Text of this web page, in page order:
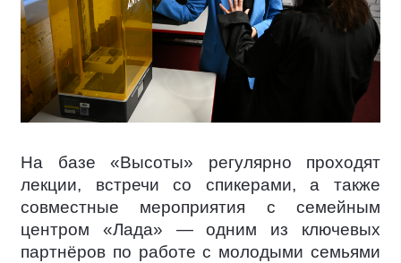
На базе «Высоты» регулярно проходят
лекции, встречи со спикерами, а также
совместные мероприятия с семейным
центром «Лада» — одним из ключевых
партнёров по работе с молодыми семьями